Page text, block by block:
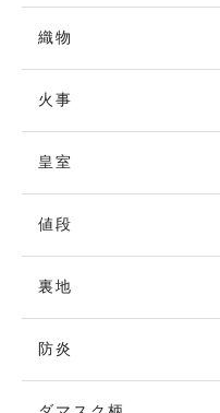
織物
火事
皇室
値段
裏地
防炎